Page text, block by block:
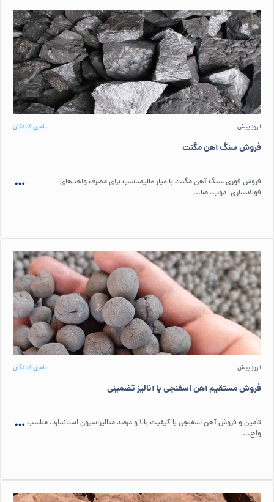
1 روز پیش تامین کنندگان
فروش سنگ آهن مگنت
فروش فوری سنگ آهن مگنت با عیار عالیمناسب برای مصرف واحدهای
فولادسازی، ذوب، صا...
1 روز پیش تامین کنندگان
فروش مستقیم آهن اسفنجی با آنالیز تضمینی
تأمین و فروش آهن اسفنجی با کیفیت بالا و درصد متالیزاسیون استاندارد، مناسب
واح...